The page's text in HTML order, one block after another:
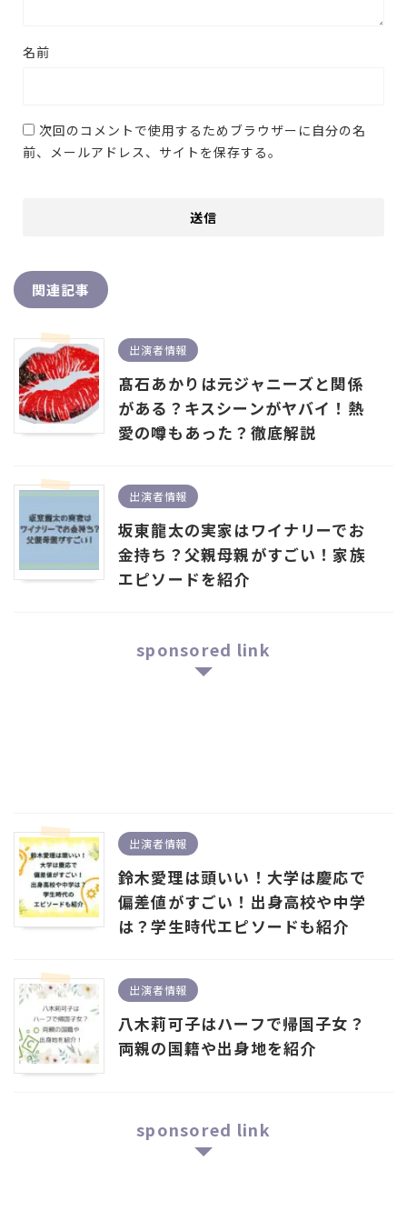
名前
次回のコメントで使用するためブラウザーに自分の名
前、メールアドレス、サイトを保存する。
関連記事
出演者情報
髙石あかりは元ジャニーズと関係
がある？キスシーンがヤバイ！熱
愛の噂もあった？徹底解説
出演者情報
坂東龍太の実家はワイナリーでお
金持ち？父親母親がすごい！家族
エピソードを紹介
sponsored link
出演者情報
鈴木愛理は頭いい！大学は慶応で
偏差値がすごい！出身高校や中学
は？学生時代エピソードも紹介
出演者情報
八木莉可子はハーフで帰国子女？
両親の国籍や出身地を紹介
sponsored link